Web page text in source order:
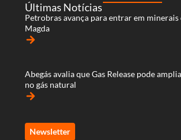
Últimas Notícias
Petrobras avança para entrar em
Magda
arrow_forward
Abegás avalia que Gas Release pode
no gás natural
arrow_forward
Newsletter